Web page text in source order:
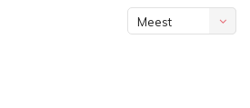
Meest